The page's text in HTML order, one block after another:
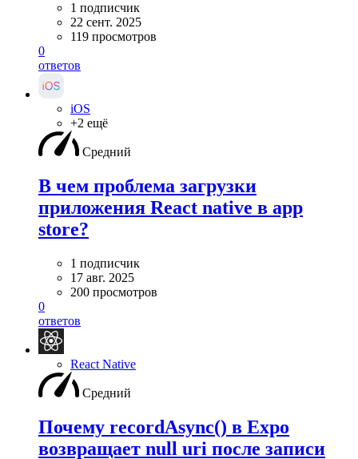
1 подписчик
22 сент. 2025
119 просмотров
0
ответов
iOS
+2 ещё
Средний
В чем проблема загрузки
приложения React native в app
store?
1 подписчик
17 авг. 2025
200 просмотров
0
ответов
React Native
Средний
Почему recordAsync() в Expo
возвращает null uri после записи